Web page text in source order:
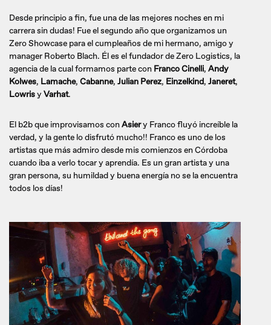
Desde principio a fin, fue una de las mejores noches en mi
carrera sin dudas! Fue el segundo año que organizamos un
Zero Showcase para el cumpleaños de mi hermano, amigo y
manager Roberto Blach. Él es el fundador de Zero Logistics, la
agencia de la cual formamos parte con Franco Cinelli, Andy
Kolwes, Lamache, Cabanne, Julian Perez, Einzelkind, Janeret,
LowrisyVarhat.
El b2b que improvisamos conAsiery Franco fluyó increíble la
verdad, y la gente lo disfrutó mucho!! Franco es uno de los
artistas que más admiro desde mis comienzos en Córdoba
cuando iba a verlo tocar y aprendía. Es un gran artista y una
gran persona, su humildad y buena energía no se la encuentra
todos los días!